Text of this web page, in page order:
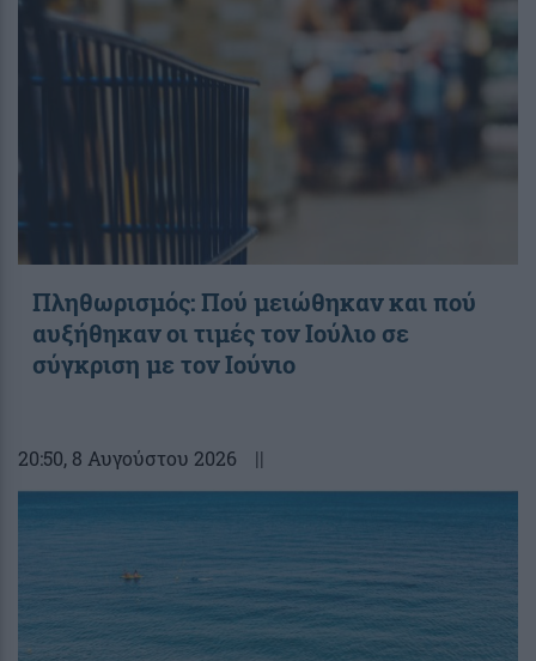
Πληθωρισμός: Πού μειώθηκαν και πού
αυξήθηκαν οι τιμές τον Ιούλιο σε
σύγκριση με τον Ιούνιο
20:50, 8 Αυγούστου 2026 ||